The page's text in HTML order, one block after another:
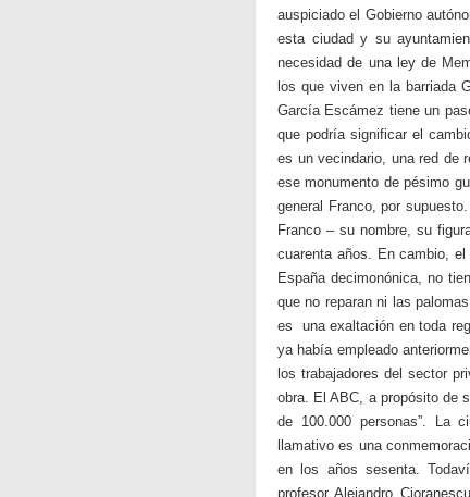
auspiciado el Gobierno
esta ciudad y su
necesidad de una ley de
los que viven en la barriada
García Escámez tiene un
que podría significar el
es un vecindario, una red de
ese monumento de pésimo
general Franco, por
Franco – su nombre, su
cuarenta años. En cambio, el
España decimonónica, no
que no reparan ni las
es una exaltación en toda
ya había empleado
los trabajadores del sector
obra. El ABC, a propósito de
de 100.000 personas”. La
llamativo es una
en los años sesenta.
profesor Alejandro